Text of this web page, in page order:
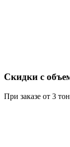
Скидки с
При заказе от 3